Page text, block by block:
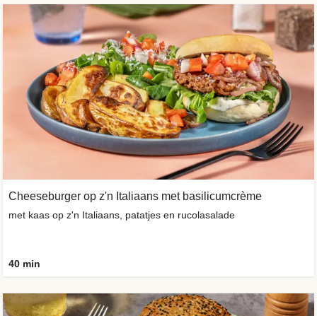
Cheeseburger op z'n Italiaans met basilicumcrème
met kaas op z'n Italiaans, patatjes en rucolasalade
40 min